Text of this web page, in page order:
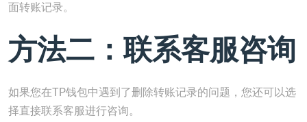
面转账记录。
方法二：联系客服咨询
如果您在TP钱包中遇到了删除转账记录的问题，您还可以选
择直接联系客服进行咨询。